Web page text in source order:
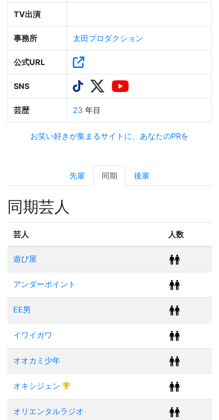
TV出演
事務所 太田プロダクション
公式URL
SNS
芸歴 23 年目
お笑い好きが集まるサイトに、あなたのPRを
先輩 同期 後輩
同期芸人
芸人 人数
遊び屋
アンダーポイント
EE男
イワイガワ
オオカミ少年
オキシジェン
オリエンタルラジオ